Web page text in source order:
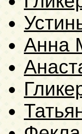
Анна